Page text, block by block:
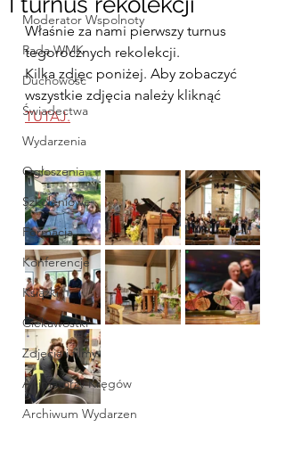
Moderator Wspolnoty
Rada WMK
Duchowość
Świadectwa
Wydarzenia
Ogłoszenia
Szkoleniowe
Formacja
Konferencje
Książki
Ciekawostki
Zdjęcia i filmy
Animatorzy Kręgów
Archiwum Wydarzen
Właśnie za nami pierwszy turnus
tegorocznych rekolekcji.
Kilka zdjęc poniżej. Aby zobaczyć
wszystkie zdjęcia należy kliknąć
TUTAJ.